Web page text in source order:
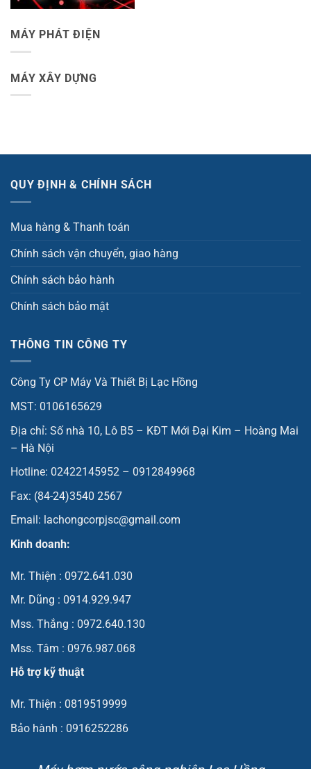
MÁY PHÁT ĐIỆN
MÁY XÂY DỰNG
QUY ĐỊNH & CHÍNH SÁCH
Mua hàng & Thanh toán
Chính sách vận chuyển, giao hàng
Chính sách bảo hành
Chính sách bảo mật
THÔNG TIN CÔNG TY
Công Ty CP Máy Và Thiết Bị Lạc Hồng
MST: 0106165629
Địa chỉ: Số nhà 10, Lô B5 – KĐT Mới Đại Kim – Hoàng Mai
– Hà Nội
Hotline: 02422145952 – 0912849968
Fax: (84-24)3540 2567
Email: lachongcorpjsc@gmail.com
Kinh doanh:
Mr. Thiện : 0972.641.030
Mr. Dũng : 0914.929.947
Mss. Thắng : 0972.640.130
Mss. Tâm : 0976.987.068
Hỗ trợ kỹ thuật
Mr. Thiện : 0819519999
Bảo hành : 0916252286